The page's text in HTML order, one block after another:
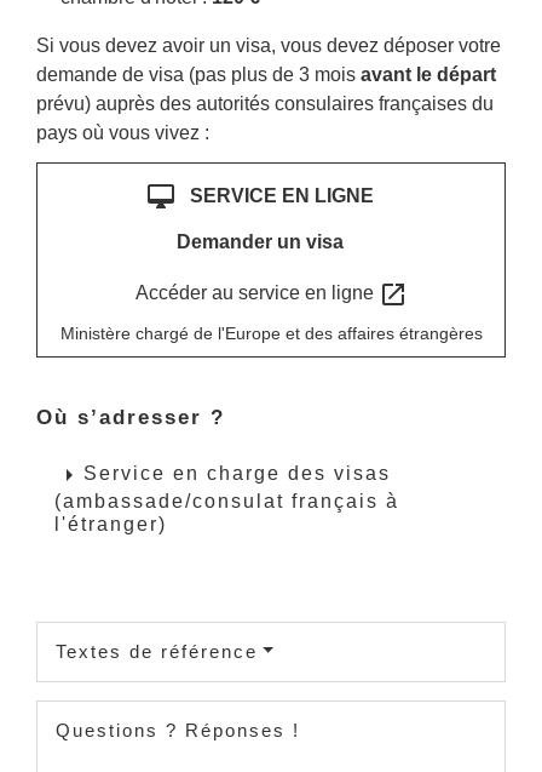
Si vous devez avoir un visa, vous devez déposer votre
demande de visa (pas plus de 3 mois avant le départ
prévu) auprès des autorités consulaires françaises du
pays où vous vivez :
desktop_mac SERVICE EN LIGNE
Demander un visa
Accéder au service en ligne open_in_new
Ministère chargé de l'Europe et des affaires étrangères
Où s’adresser ?
arrow_right Service en charge des visas
(ambassade/consulat français à
l'étranger)
Textes de référence
Questions ? Réponses !